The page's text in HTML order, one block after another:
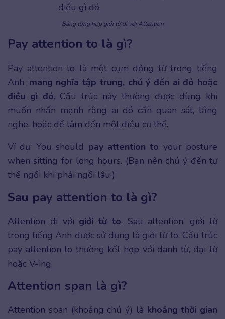
điều gì đó.
Bảng tổng hợp giới từ đi với Attention
Pay attention to là gì?
Pay attention to là một cụm động từ trong tiếng
Anh, mang nghĩa tập trung, chú ý đến ai đó hoặc
điều gì đó. Cấu trúc này thường được dùng khi
muốn nhấn mạnh rằng ai đó cần quan sát, lắng
nghe, hoặc để tâm đến một điều cụ thể.
Ví dụ: You should pay attention to your posture
when sitting for long hours. (Bạn nên chú ý đến tư
thế ngồi khi phải ngồi lâu.)
Sau pay attention to là gì?
Attention đi với giới từ to. Sau attention, giới từ
trong tiếng Anh được sử dụng là giới từ to. Cấu trúc
pay attention to thường kết hợp với danh từ, đại từ
hoặc V-ing.
Attention span là gì?
Attention span (khoảng chú ý) là khoảng thời gian